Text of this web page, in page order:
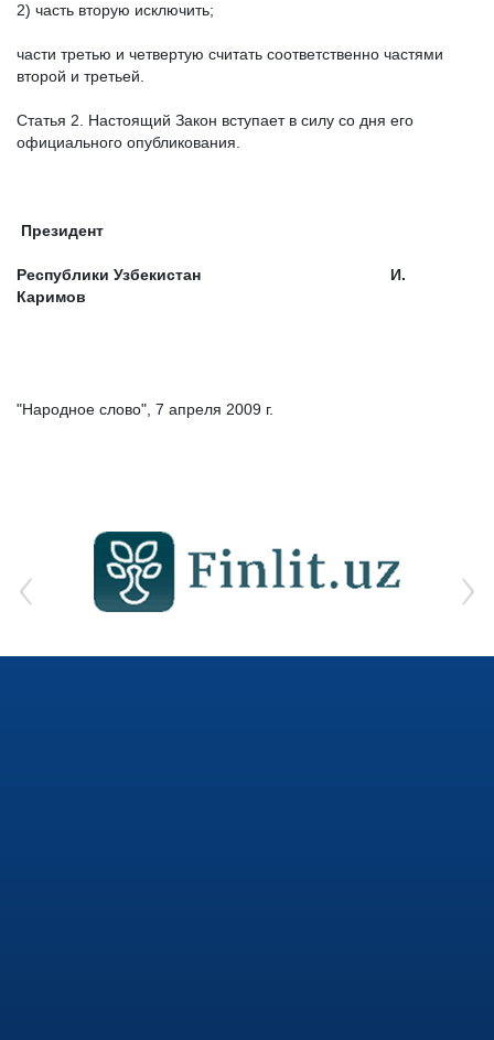
2) часть вторую исключить;
части третью и четвертую считать соответственно частями
второй и третьей.
Статья 2. Настоящий Закон вступает в силу со дня его
официального опубликования.
Президент
Республики Узбекистан И.
Каримов
"Народное слово", 7 апреля 2009 г.
‹ ›